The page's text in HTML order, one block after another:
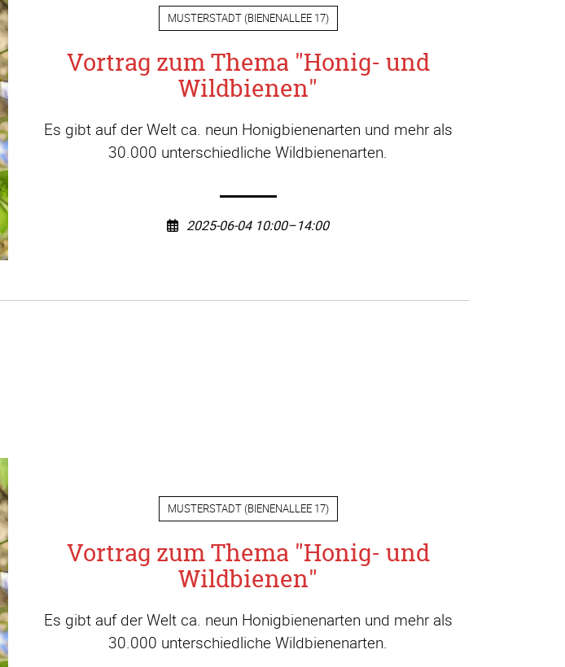
MUSTERSTADT(BIENENALLEE 17)
Vortrag zum Thema "Honig- und
Wildbienen"
Es gibt auf der Welt ca. neun Honigbienenarten und mehr als
30.000 unterschiedliche Wildbienenarten.
2025-06-04 10:00–14:00
MUSTERSTADT(BIENENALLEE 17)
Vortrag zum Thema "Honig- und
Wildbienen"
Es gibt auf der Welt ca. neun Honigbienenarten und mehr als
30.000 unterschiedliche Wildbienenarten.